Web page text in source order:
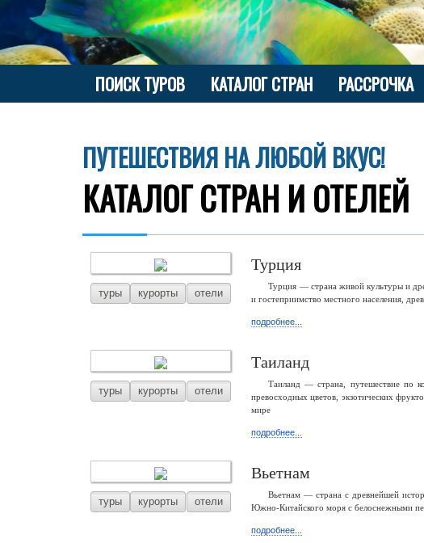
ПОИСК ТУРОВ КАТАЛОГ СТРАН РАССРОЧКА
ПУТЕШЕСТВИЯ НА ЛЮБОЙ ВКУС!
КАТАЛОГ СТРАН И ОТЕЛЕЙ
туры курорты отели
Турция
Турция — страна живой культуры и
и гостеприимство местного населения,
подробнее...
туры курорты отели
Таиланд
Таиланд — страна, путешествие по
превосходных цветов, экзотических
мире
подробнее...
туры курорты отели
Вьетнам
Вьетнам — страна с древнейшей
Южно-Китайского моря с белоснежными
подробнее...